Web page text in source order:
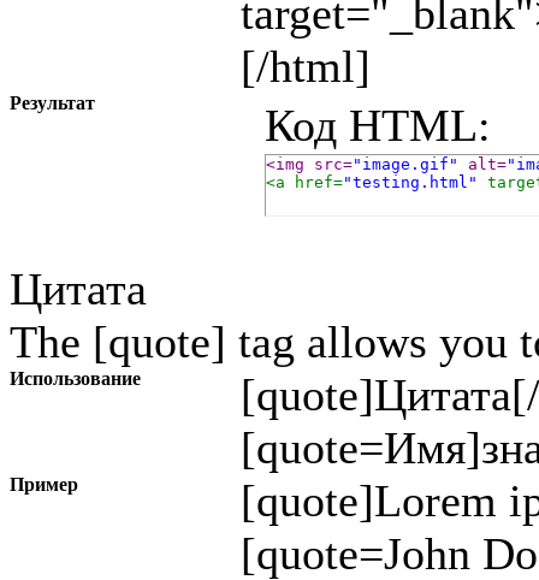
[/html]
Результат Код HTML:
<img src="image.gif" alt=
<a href="testing.html"
Цитата
The [quote] tag allows you
Использование [quote]Цитата
[quote=Имя]
Пример
[quote]Lorem
[quote=John